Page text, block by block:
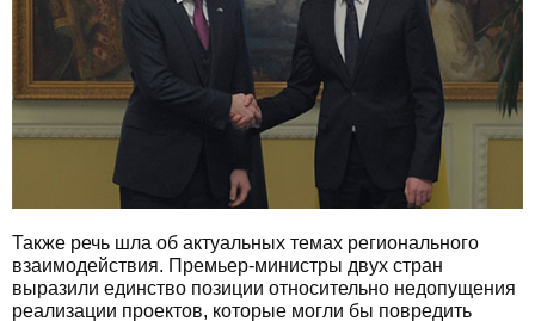
Также речь шла об актуальных темах регионального
взаимодействия. Премьер-министры двух стран
выразили единство позиции относительно недопущения
реализации проектов, которые могли бы повредить